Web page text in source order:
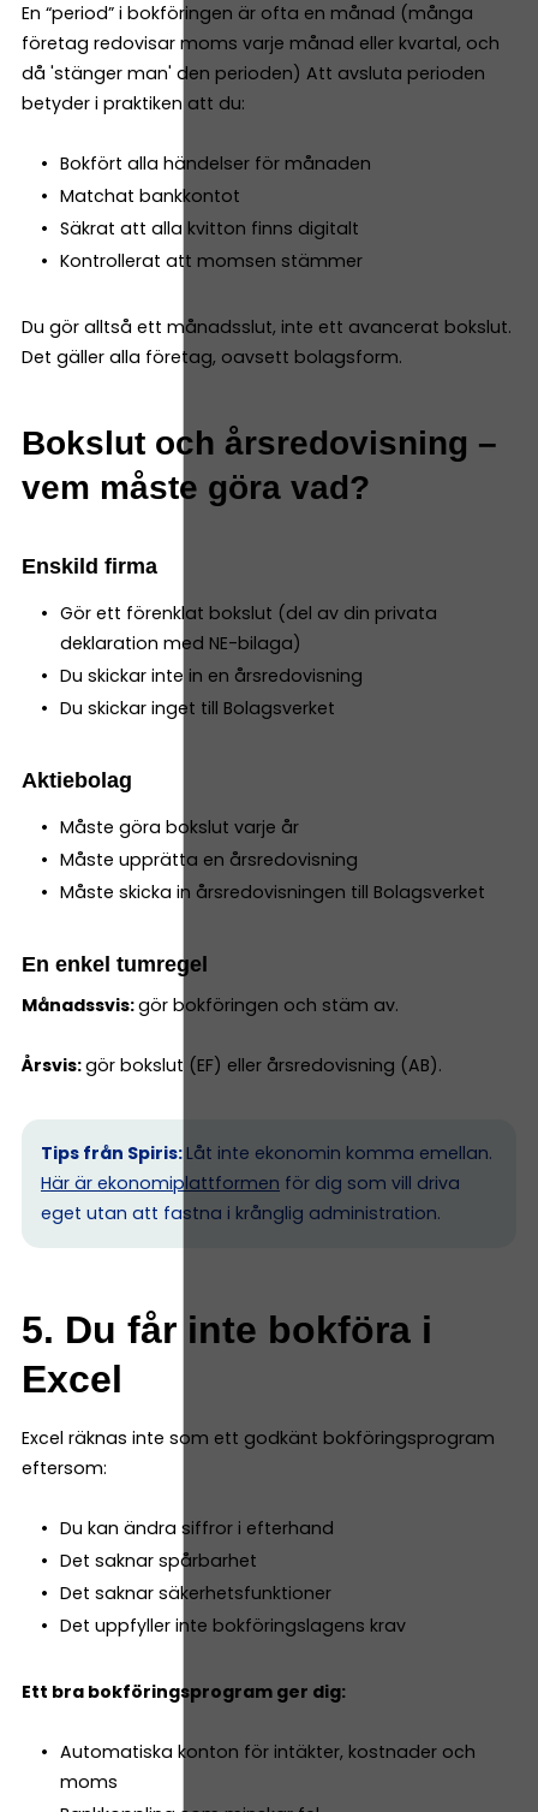
En “period” i bokföringen är ofta en månad (många
företag redovisar moms varje månad eller kvartal, och
då 'stänger man' den perioden) Att avsluta perioden
betyder i praktiken att du:
Bokfört alla händelser för månaden
Matchat bankkontot
Säkrat att alla kvitton finns digitalt
Kontrollerat att momsen stämmer
Du gör alltså ett månadsslut, inte ett avancerat bokslut.
Det gäller alla företag, oavsett bolagsform.
Bokslut och årsredovisning –
vem måste göra vad?
Enskild firma
Gör ett förenklat bokslut (del av din privata
deklaration med NE-bilaga)
Du skickar inte in en årsredovisning
Du skickar inget till Bolagsverket
Aktiebolag
Måste göra bokslut varje år
Måste upprätta en årsredovisning
Måste skicka in årsredovisningen till Bolagsverket
En enkel tumregel
Månadssvis:gör bokföringen och stäm av.
Årsvis:gör bokslut (EF) eller årsredovisning (AB).
Tips från Spiris: Låt inte ekonomin komma emellan.
Här är ekonomiplattformen för dig som vill driva
eget utan att fastna i krånglig administration.
5. Du får inte bokföra i
Excel
Excel räknas inte som ett godkänt bokföringsprogram
eftersom:
Du kan ändra siffror i efterhand
Det saknar spårbarhet
Det saknar säkerhetsfunktioner
Det uppfyller inte bokföringslagens krav
Ett bra bokföringsprogram ger dig:
Automatiska konton för intäkter, kostnader och
moms